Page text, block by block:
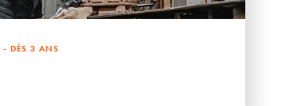
- DÈS 3 ANS